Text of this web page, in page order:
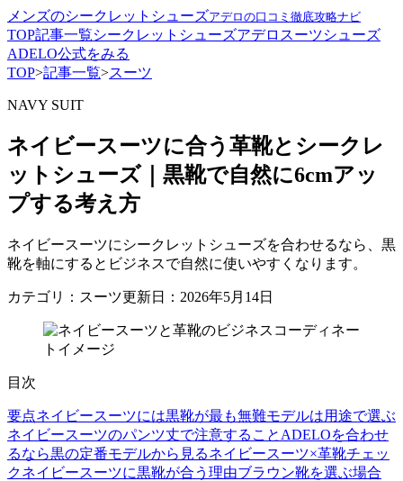
メンズのシークレットシューズアデロの口コミ徹底攻略ナビ
TOP記事一覧シークレットシューズアデロ スーツシューズ
ADELO公式をみる
TOP>記事一覧>スーツ
NAVY SUIT
ネイビースーツに合う革靴とシークレ
ットシューズ｜黒靴で自然に6cmアッ
プする考え方
ネイビースーツにシークレットシューズを合わせるなら、黒
靴を軸にするとビジネスで自然に使いやすくなります。
カテゴリ：スーツ更新日：2026年5月14日
目次
要点ネイビースーツには黒靴が最も無難モデルは用途で選ぶ
ネイビースーツのパンツ丈で注意すること ADELOを合わせ
るなら黒の定番モデルから見るネイビースーツ×革靴チェッ
クネイビースーツに黒靴が合う理由ブラウン靴を選ぶ場合